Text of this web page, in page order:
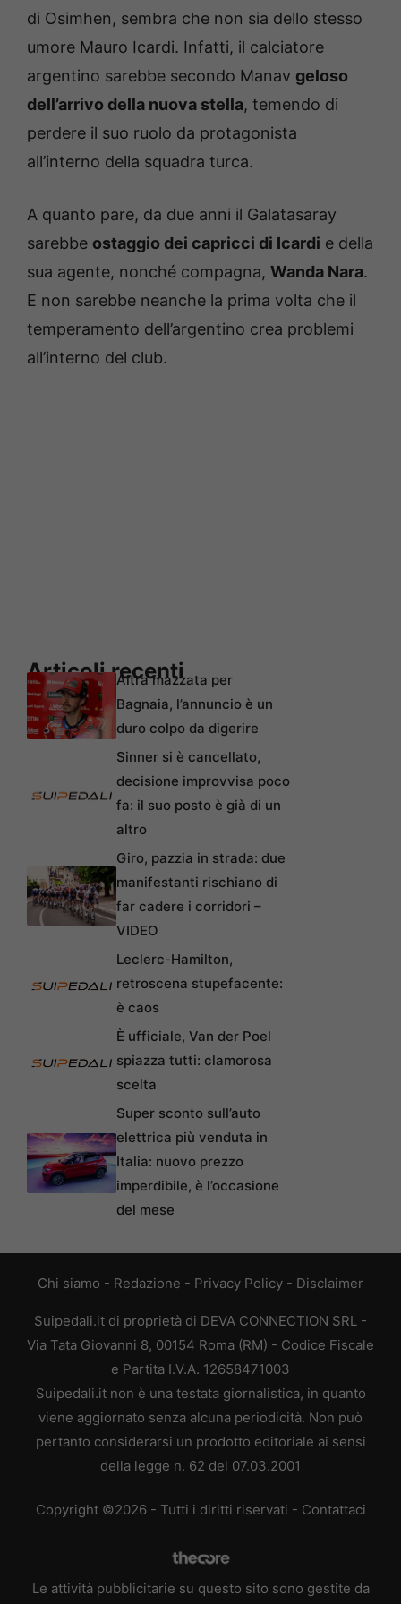
di Osimhen, sembra che non sia dello stesso
umore Mauro Icardi. Infatti, il calciatore
argentino sarebbe secondo Manav geloso
dell’arrivo della nuova stella, temendo di
perdere il suo ruolo da protagonista
all’interno della squadra turca.
A quanto pare, da due anni il Galatasaray
sarebbe ostaggio dei capricci di Icardi e della
sua agente, nonché compagna, Wanda Nara.
E non sarebbe neanche la prima volta che il
temperamento dell’argentino crea problemi
all’interno del club.
Articoli recenti
Altra mazzata per
Bagnaia, l’annuncio è un
duro colpo da digerire
Sinner si è cancellato,
decisione improvvisa poco
fa: il suo posto è già di un
altro
Giro, pazzia in strada: due
manifestanti rischiano di
far cadere i corridori –
VIDEO
Leclerc-Hamilton,
retroscena stupefacente:
è caos
È ufficiale, Van der Poel
spiazza tutti: clamorosa
scelta
Super sconto sull’auto
elettrica più venduta in
Italia: nuovo prezzo
imperdibile, è l’occasione
del mese
Chi siamo - Redazione - Privacy Policy - Disclaimer
Suipedali.it di proprietà di DEVA CONNECTION SRL -
Via Tata Giovanni 8, 00154 Roma (RM) - Codice Fiscale
e Partita I.V.A. 12658471003
Suipedali.it non è una testata giornalistica, in quanto
viene aggiornato senza alcuna periodicità. Non può
pertanto considerarsi un prodotto editoriale ai sensi
della legge n. 62 del 07.03.2001
Copyright ©2026 - Tutti i diritti riservati - Contattaci
Le attività pubblicitarie su questo sito sono gestite da